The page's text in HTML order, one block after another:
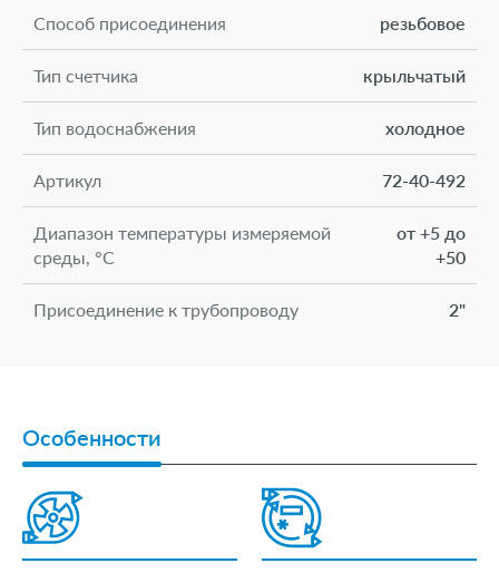
Способ присоединения резьбовое
Тип счетчика крыльчатый
Тип водоснабжения холодное
Артикул 72-40-492
Диапазон температуры измеряемой
среды, °С
от +5 до
+50
Присоединение к трубопроводу 2"
Материал корпуса латунь
Сегмент
товаров
Общедомовые умные счетчики
Особенности